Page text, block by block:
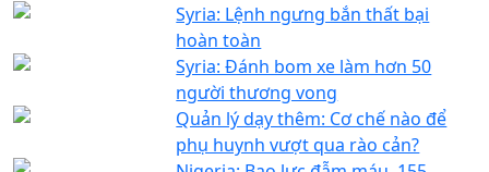
Syria: Lệnh ngưng bắn thất bại
hoàn toàn
Syria: Đánh bom xe làm hơn 50
người thương vong
Quản lý dạy thêm: Cơ chế nào để
phụ huynh vượt qua rào cản?